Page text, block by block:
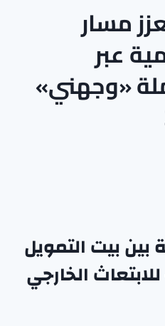
مسار
عبر
«وجهني»
بين بيت التمويل
الخارجي